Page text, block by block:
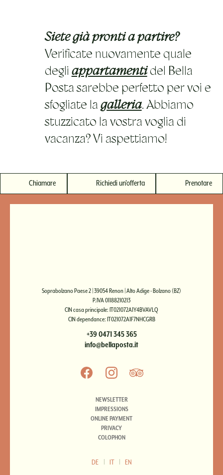
Siete già pronti a partire?
Verificate nuovamente quale
degli appartamentidel Bella
Posta sarebbe perfetto per voi e
sfogliate la galleria. Abbiamo
stuzzicato la vostra voglia di
vacanza? Vi aspettiamo!
Chiamare Richiedi un'offerta Prenotare
Soprabolzano Paese 2 | 39054 Renon | Alto Adige - Bolzano (BZ)
P.IVA 01188210213
CIN casa principale: IT021072A1Y4BVAVLQ
CIN dependance: IT021072A1F7NHCGRB
+39 0471 345 365
info@bellaposta.it
NEWSLETTER
IMPRESSIONS
ONLINE PAYMENT
PRIVACY
COLOPHON
DE IT EN